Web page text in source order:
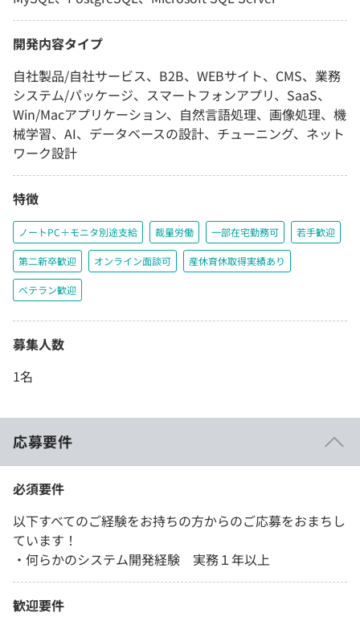
開発内容タイプ
自社製品/自社サービス、B2B、WEBサイト、CMS、業務
システム/パッケージ、スマートフォンアプリ、SaaS、
Win/Macアプリケーション、自然言語処理、画像処理、機
械学習、AI、データベースの設計、チューニング、ネット
ワーク設計
特徴
ノートPC＋モニタ別途支給 裁量労働 一部在宅勤務可 若手歓迎
第二新卒歓迎 オンライン面談可 産休育休取得実績あり
ベテラン歓迎
募集人数
1名
応募要件
必須要件
以下すべてのご経験をお持ちの方からのご応募をおまちし
ています！
・何らかのシステム開発経験 実務１年以上
歓迎要件